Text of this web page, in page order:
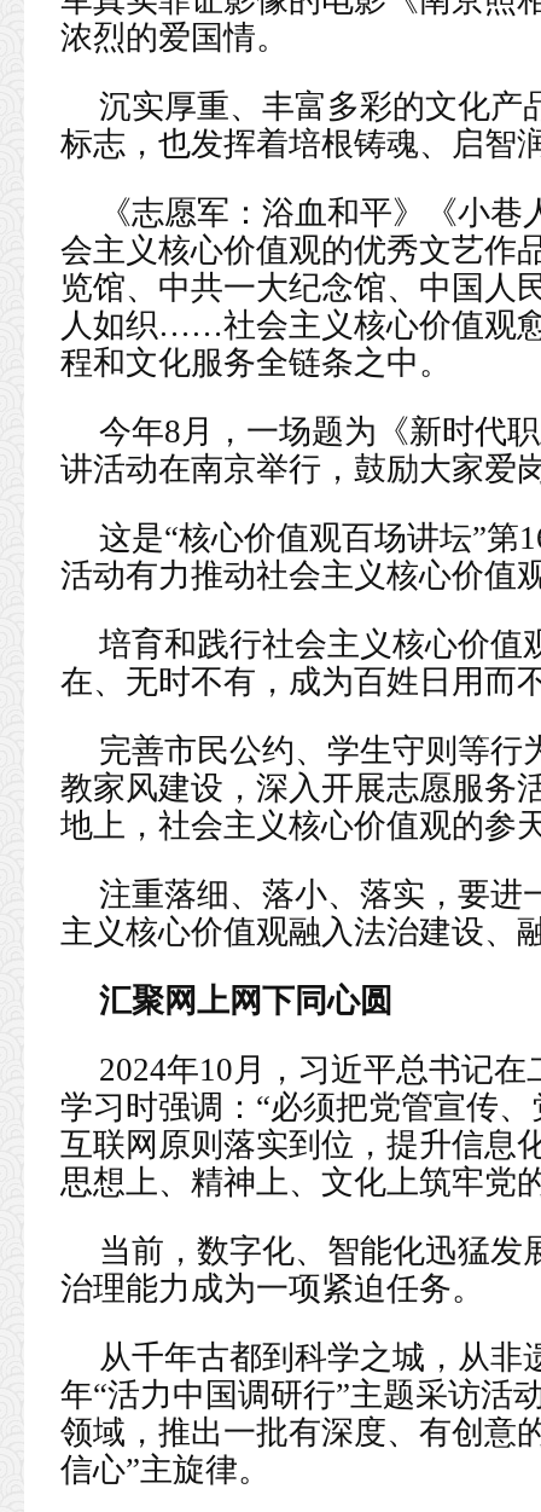
浓烈的爱国情。
沉实厚重、丰富多彩的文化产
标志，也发挥着培根铸魂、启智
《志愿军：浴血和平》《小
会主义核心价值观的优秀文艺作
览馆、中共一大纪念馆、中国人
人如织……社会主义核心价值观
程和文化服务全链条之中。
今年8月，一场题为《新时代
讲活动在南京举行，鼓励大家爱
这是“核心价值观百场讲坛”第
活动有力推动社会主义核心价值
培育和践行社会主义核心价值
在、无时不有，成为百姓日用而
完善市民公约、学生守则等行
教家风建设，深入开展志愿服
地上，社会主义核心价值观的参
注重落细、落小、落实，要进
主义核心价值观融入法治建设、
汇聚网上网下同心圆
2024年10月，习近平总书记
学习时强调：“必须把党管宣传
互联网原则落实到位，提升信息
思想上、精神上、文化上筑牢党
当前，数字化、智能化迅猛发
治理能力成为一项紧迫任务。
从千年古都到科学之城，从
年“活力中国调研行”主题采访活
领域，推出一批有深度、有创意
信心”主旋律。